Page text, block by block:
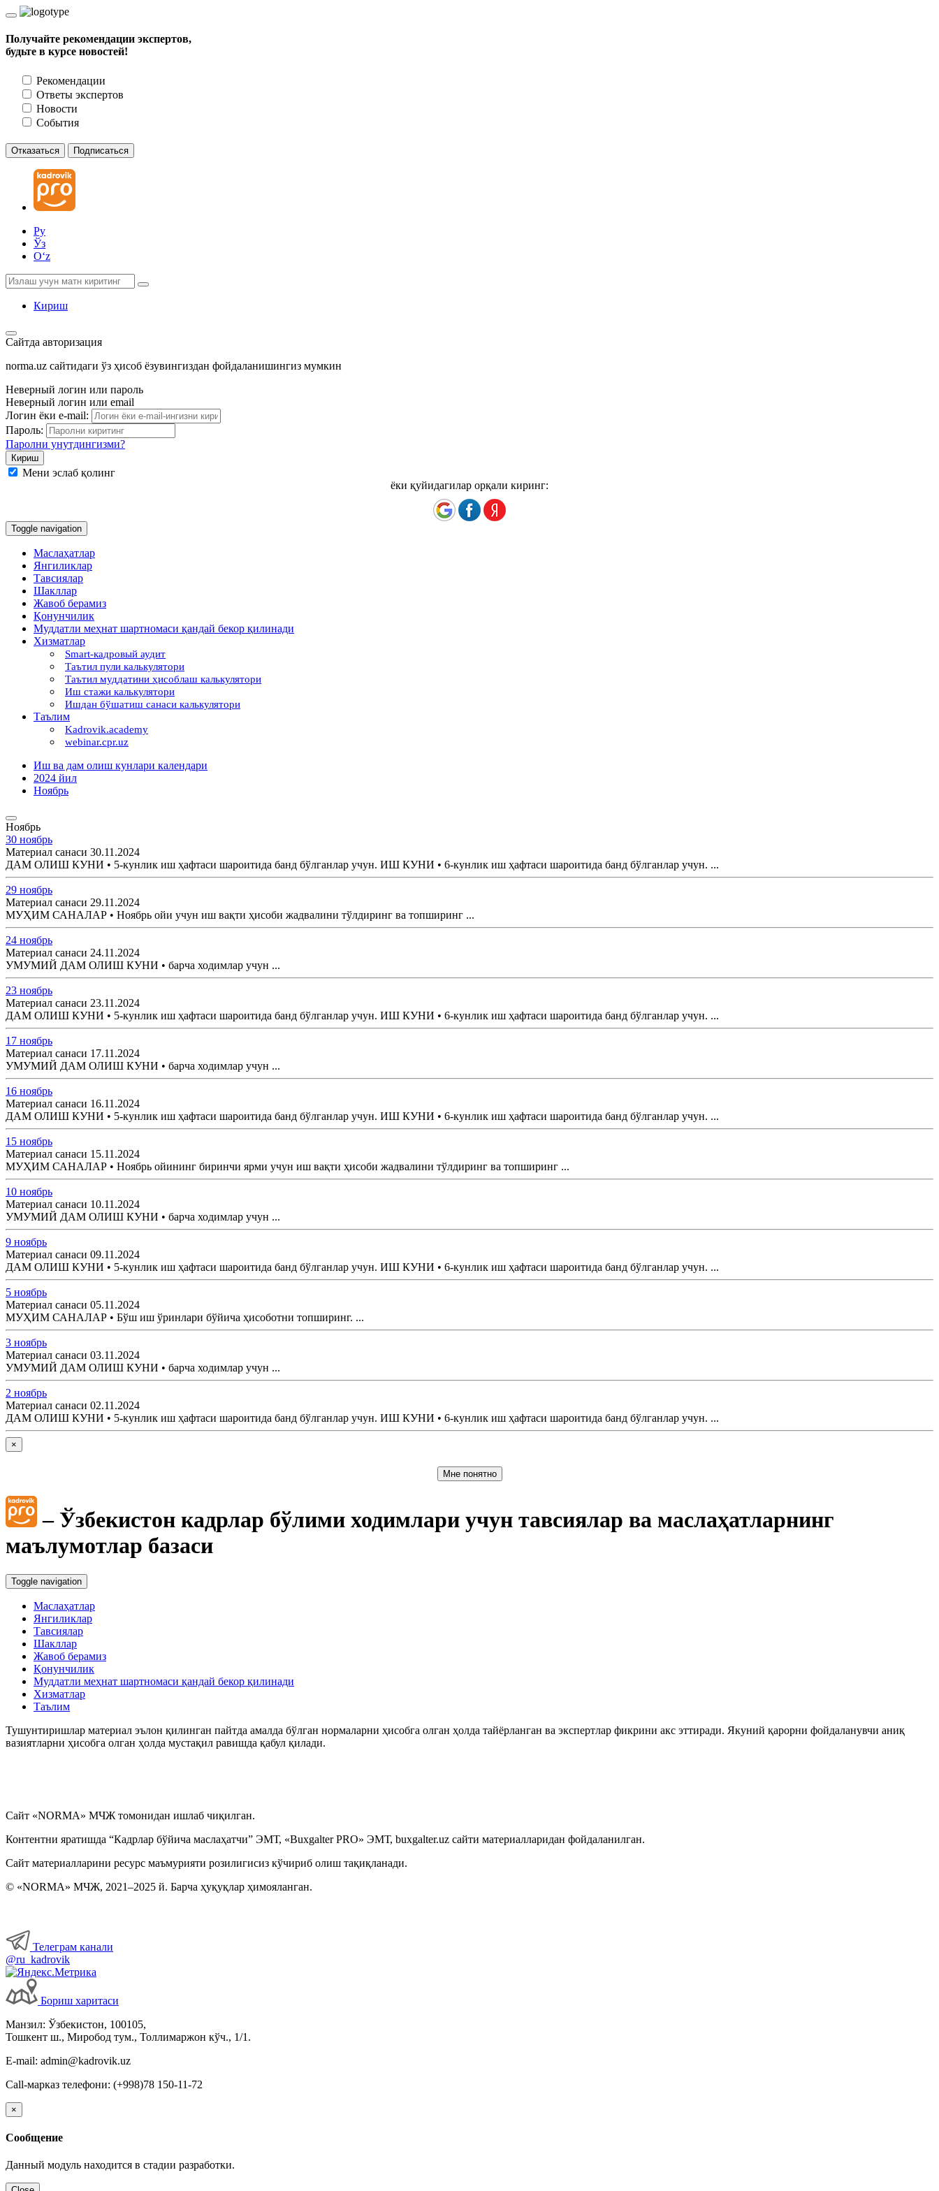
Получайте рекомендации экспертов,
будьте в курсе новостей!
Рекомендации
Ответы экспертов
Новости
События
Отказаться Подписаться
Ру
Ўз
Oʻz
Кириш
Сайтда авторизация
norma.uz сайтидаги ўз ҳисоб ёзувингиздан фойдаланишингиз мумкин
Неверный логин или пароль
Неверный логин или email
Логин ёки e-mail:
Пароль:
Паролни унутдингизми?
Мени эслаб қолинг
ёки қуйидагилар орқали киринг:
Toggle navigation
Маслаҳатлар
Янгиликлар
Тавсиялар
Шакллар
Жавоб берамиз
Қонунчилик
Муддатли меҳнат шартномаси қандай бекор қилинади
Хизматлар
Smart-кадровый аудит
Таътил пули калькулятори
Таътил муддатини ҳисоблаш калькулятори
Иш стажи калькулятори
Ишдан бўшатиш санаси калькулятори
Таълим
Kadrovik.academy
webinar.cpr.uz
Иш ва дам олиш кунлари календари
2024 йил
Ноябрь
Ноябрь
30 ноябрь
Материал санаси 30.11.2024
ДАМ ОЛИШ КУНИ • 5-кунлик иш ҳафтаси шароитида банд бўлганлар учун. ИШ КУНИ • 6-кунлик иш ҳафтаси шароитида банд бўлганлар учун. ...
29 ноябрь
Материал санаси 29.11.2024
МУҲИМ САНАЛАР • Ноябрь ойи учун иш вақти ҳисоби жадвалини тўлдиринг ва топширинг ...
24 ноябрь
Материал санаси 24.11.2024
УМУМИЙ ДАМ ОЛИШ КУНИ • барча ходимлар учун ...
23 ноябрь
Материал санаси 23.11.2024
ДАМ ОЛИШ КУНИ • 5-кунлик иш ҳафтаси шароитида банд бўлганлар учун. ИШ КУНИ • 6-кунлик иш ҳафтаси шароитида банд бўлганлар учун. ...
17 ноябрь
Материал санаси 17.11.2024
УМУМИЙ ДАМ ОЛИШ КУНИ • барча ходимлар учун ...
16 ноябрь
Материал санаси 16.11.2024
ДАМ ОЛИШ КУНИ • 5-кунлик иш ҳафтаси шароитида банд бўлганлар учун. ИШ КУНИ • 6-кунлик иш ҳафтаси шароитида банд бўлганлар учун. ...
15 ноябрь
Материал санаси 15.11.2024
МУҲИМ САНАЛАР • Ноябрь ойининг биринчи ярми учун иш вақти ҳисоби жадвалини тўлдиринг ва топширинг ...
10 ноябрь
Материал санаси 10.11.2024
УМУМИЙ ДАМ ОЛИШ КУНИ • барча ходимлар учун ...
9 ноябрь
Материал санаси 09.11.2024
ДАМ ОЛИШ КУНИ • 5-кунлик иш ҳафтаси шароитида банд бўлганлар учун. ИШ КУНИ • 6-кунлик иш ҳафтаси шароитида банд бўлганлар учун. ...
5 ноябрь
Материал санаси 05.11.2024
МУҲИМ САНАЛАР • Бўш иш ўринлари бўйича ҳисоботни топширинг. ...
3 ноябрь
Материал санаси 03.11.2024
УМУМИЙ ДАМ ОЛИШ КУНИ • барча ходимлар учун ...
2 ноябрь
Материал санаси 02.11.2024
ДАМ ОЛИШ КУНИ • 5-кунлик иш ҳафтаси шароитида банд бўлганлар учун. ИШ КУНИ • 6-кунлик иш ҳафтаси шароитида банд бўлганлар учун. ...
×
Мне понятно
– Ўзбекистон кадрлар бўлими ходимлари учун тавсиялар ва маслаҳатларнинг
маълумотлар базаси
Toggle navigation
Маслаҳатлар
Янгиликлар
Тавсиялар
Шакллар
Жавоб берамиз
Қонунчилик
Муддатли меҳнат шартномаси қандай бекор қилинади
Хизматлар
Таълим
Тушунтиришлар материал эълон қилинган пайтда амалда бўлган нормаларни ҳисобга олган ҳолда тайёрланган ва экспертлар фикрини акс эттиради. Якуний қарорни фойдаланувчи аниқ
вазиятларни ҳисобга олган ҳолда мустақил равишда қабул қилади.
Сайт «NORMA» МЧЖ томонидан ишлаб чиқилган.
Контентни яратишда “Кадрлар бўйича маслаҳатчи” ЭМТ, «Buxgalter PRO» ЭМТ, buxgalter.uz сайти материалларидан фойдаланилган.
Сайт материалларини ресурс маъмурияти розилигисиз кўчириб олиш тақиқланади.
© «NORMA» МЧЖ, 2021–2025 й. Барча ҳуқуқлар ҳимояланган.
Телеграм канали
@ru_kadrovik
Бориш харитаси
Манзил: Ўзбекистон, 100105,
Тошкент ш., Миробод тум., Толлимаржон кўч., 1/1.
E-mail: admin@kadrovik.uz
Call-марказ телефони: (+998)78 150-11-72
×
Сообщение
Данный модуль находится в стадии разработки.